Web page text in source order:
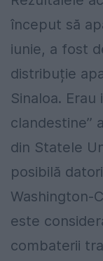
început să
iunie, a fost
distribuție
Sinaloa.
din Statele
posibilă
Washington-
este
combaterii